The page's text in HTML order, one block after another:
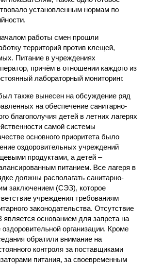
установленным нормам по
работы смен прошли
территорий против клещей,
Питание в учреждениях
причём в отношении каждого из
лабораторный мониторинг.
также вынесен на обсуждение ряд
на обеспечение санитарно-
благополучия детей в летних лагерях
самой системы
основного приоритета было
оздоровительных учреждений
продуктами, а детей –
питанием. Все лагеря в
должны располагать санитарно-
заключением (СЭЗ), которое
учреждения требованиям
законодательства. Отсутствие
основанием для запрета на
организации. Кроме
обратили внимание на
контроля за поставщиками
питания, за своевременным